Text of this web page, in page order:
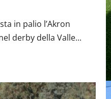
in palio l’Akron
derby della Valle...